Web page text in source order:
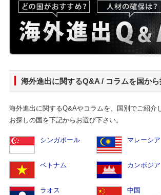
海外進出に関するQ&A / コラムを国か
海外進出に関するQ&Aやコラムを、国別でご紹介
お探しの国を下記からお選び下さい。
シンガポール マレーシア
ベトナム カンボジア
ラオス 中国